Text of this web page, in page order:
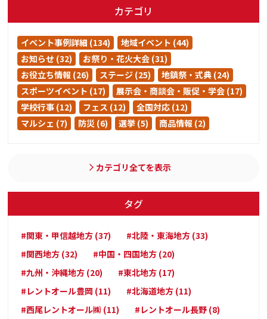
カテゴリ
イベント事例詳細 (134)
地域イベント (44)
お知らせ (32)
お祭り・花火大会 (31)
お役立ち情報 (26)
ステージ (25)
地鎮祭・式典 (24)
スポーツイベント (17)
展示会・商談会・販促・学会 (17)
学校行事 (12)
フェス (12)
全国対応 (12)
マルシェ (7)
防災 (6) 選挙 (5) 商品情報 (2)
カテゴリ全てを表示
タグ
#関東・甲信越地方 (37)
#北陸・東海地方 (33)
#関西地方 (32)
#中国・四国地方 (20)
#九州・沖縄地方 (20)
#東北地方 (17)
#レントオール豊岡 (11)
#北海道地方 (11)
#西尾レントオール㈱ (11)
#レントオール長野 (8)